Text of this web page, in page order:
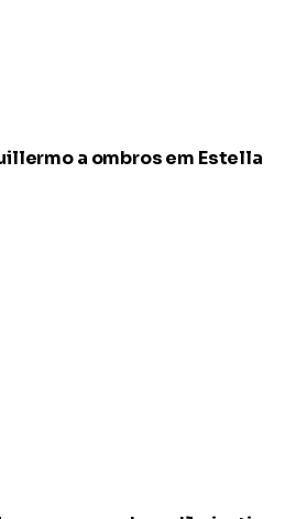
a ombros em Estella